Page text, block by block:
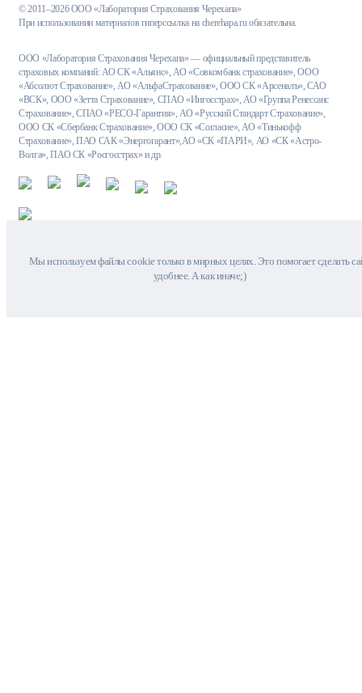
© 2011–2026 ООО «Лаборатория Страхования Черехапа»
При использовании материалов гиперссылка на cherehapa.ru обязательна.
ООО «Лаборатория Страхования Черехапа» — официальный представитель
страховых компаний: АО СК «Альянс», АО «Совкомбанк страхование», ООО
«Абсолют Страхование», АО «АльфаСтрахование», ООО СК «Арсеналъ», САО
«ВСК», ООО «Зетта Страхование», СПАО «Ингосстрах», АО «Группа Ренессанс
Страхование», СПАО «РЕСО-Гарантия», АО «Русский Стандарт Страхование»,
ООО СК «Сбербанк Страхование», ООО СК «Согласие», АО «Тинькофф
Страхование», ПАО САК «Энергогарант»,АО «СК «ПАРИ», АО «СК «Астро-
Волга», ПАО СК «Росгосстрах» и др.
Мы используем файлы cookie только в мирных целях. Это помогает сделать
удобнее. А как иначе;)